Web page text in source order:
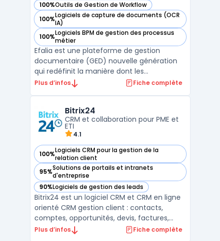
100%Outils de Gestion de Workflow
— voir Efalia dans cette catégorie
100%Logiciels de capture de documents (OCR
IA)
— voir Efalia dans cette catégorie
100%Logiciels BPM de gestion des processus
métier
— voir Efalia dans cette catégorie
Efalia est une plateforme de gestion
documentaire (GED) nouvelle génération
qui redéfinit la manière dont les
organisations gèrent leurs documents et
pas de stocker des documents : c'est
une solution docume ...
Plus d’infos Fiche complète
Bitrix24
CRM et collaboration pour PME et
ETI
4.1
100%Logiciels CRM pour la gestion de la
relation client
— voir Bitrix24 dans cette catégorie
95%Solutions de portails et intranets
d'entreprise
— voir Bitrix24 dans cette catégorie
90%Logiciels de gestion des leads
— voir Bitrix24 dans cette catégorie
Bitrix24 est un logiciel CRM et CRM en ligne
orienté CRM gestion client : contacts,
comptes, opportunités, devis, factures,
campagnes et tickets sont centralisés dans
Plus d’infos Fiche complète